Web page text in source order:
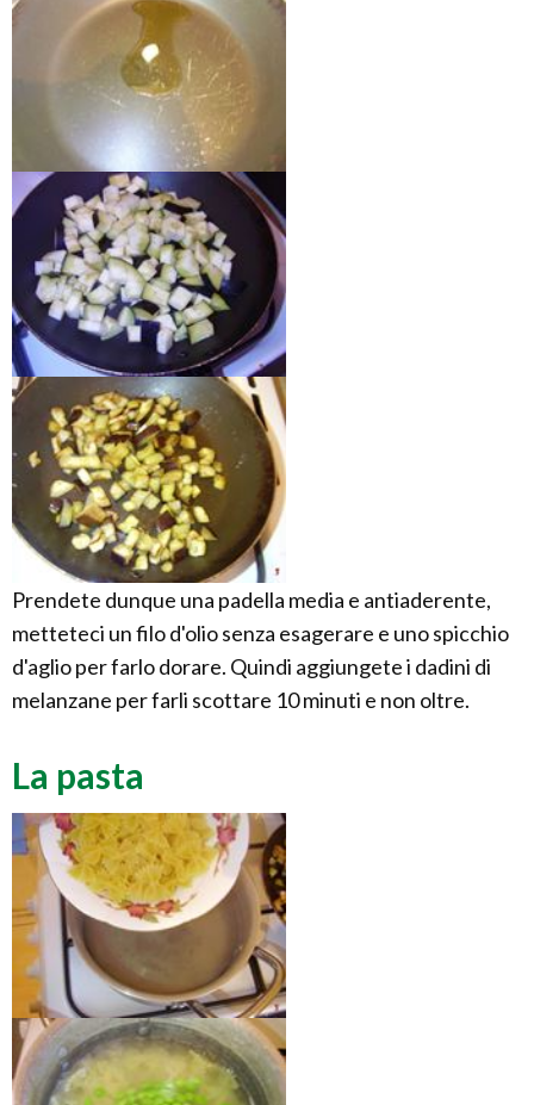
Prendete dunque una padella media e antiaderente,
metteteci un filo d'olio senza esagerare e uno spicchio
d'aglio per farlo dorare. Quindi aggiungete i dadini di
melanzane per farli scottare 10 minuti e non oltre.
La pasta